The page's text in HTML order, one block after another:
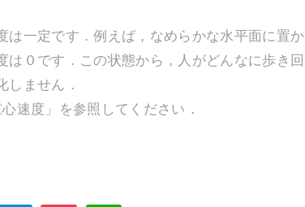
一定です．例えば，なめらかな水平面に置か
０です．この状態から，人がどんなに歩き回
しません．
速度」を参照してください．